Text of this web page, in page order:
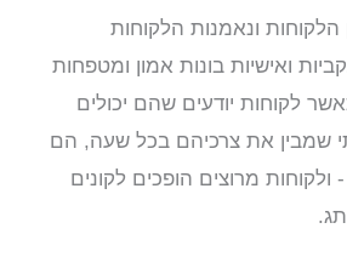
הלקוחות ונאמנות הלקוחות
ואישיות בונות אמון ומטפחות
לקוחות יודעים שהם יכולים
שמבין את צרכיהם בכל שעה, הם
ולקוחות מרוצים הופכים לקונים